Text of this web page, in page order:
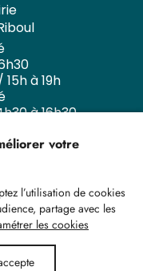
à 19h
à 16h30
votre
l’utilisation de cookies
partage avec les
les cookies